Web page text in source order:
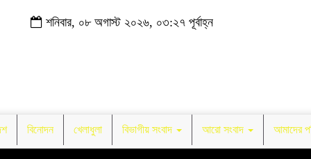
শনিবার, ০৮ অগাস্ট ২০২৬, ০৩:২৭ পূর্বাহ্ন
বিনোদন খেলাধুলা বিভাগীয় সংবাদ আরো সংবাদ আমাদের